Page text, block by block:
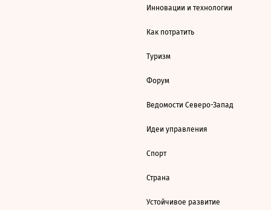
Инновации и технологии
Как потратить
Туризм
Форум
Ведомости Северо-Запад
Идеи управления
Спорт
Страна
Устойчивое развитие